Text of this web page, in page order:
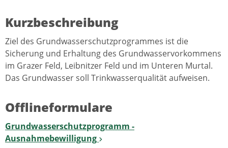
Kurzbeschreibung
Ziel des Grundwasserschutzprogrammes ist die
Sicherung und Erhaltung des Grundwasservorkommens
im Grazer Feld, Leibnitzer Feld und im Unteren Murtal.
Das Grundwasser soll Trinkwasserqualität aufweisen.
Offlineformulare
Grundwasserschutzprogramm -
Ausnahmebewilligung